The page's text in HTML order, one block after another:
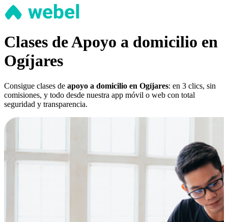
Clases de Apoyo a domicilio en
Ogíjares
Consigue clases de apoyo a domicilio en Ogíjares: en 3 clics, sin
comisiones, y todo desde nuestra app móvil o web con total
seguridad y transparencia.